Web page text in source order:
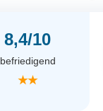
8,4/10
befriedigend
★★